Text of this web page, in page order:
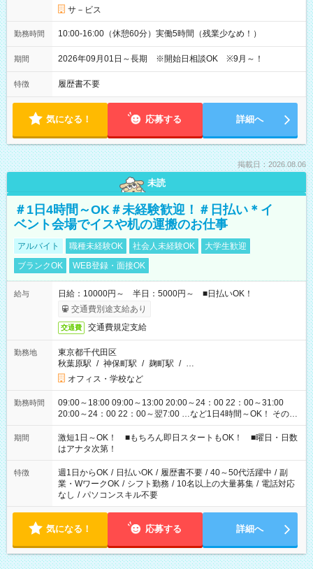
サ－ビス
勤務時間 10:00-16:00（休憩60分）実働5時間（残業少なめ！）
期間 2026年09月01日～長期 ※開始日相談OK ※9月～！
特徴 履歴書不要
気になる！ 応募する 詳細へ
掲載日：2026.08.06
未読
＃1日4時間～OK＃未経験歓迎！＃日払い＊イ
ベント会場でイスや机の運搬のお仕事
アルバイト 職種未経験OK 社会人未経験OK
大学生歓迎
ブランクOK
WEB登録・面接OK
給与
日給：10000円～ 半日：5000円～ ■日払いOK！
交通費別途支給あり
交通費 交通費規定支給
勤務地
東京都千代田区
秋葉原駅 / 神保町駅 / 麹町駅 / …
オフィス・学校など
勤務時間
09:00～18:00 09:00～13:00 20:00～24：00 22：00～31:00
20:00～24：00 22：00～翌7:00 …など1日4時間～OK！ その他
シフトもございます！ お気軽にご相談ください！
期間
激短1日～OK！ ■もちろん即日スタートもOK！ ■曜日・日数
はアナタ次第！
特徴 週1日からOK / 日払いOK / 履歴書不要 / 40～50代活躍中 / 副
業・WワークOK / シフト勤務 / 10名以上の大量募集 / 電話対応
なし / パソコンスキル不要
気になる！ 応募する 詳細へ